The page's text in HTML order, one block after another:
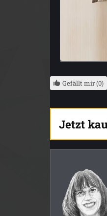
Gefällt mir (0)
Jetzt